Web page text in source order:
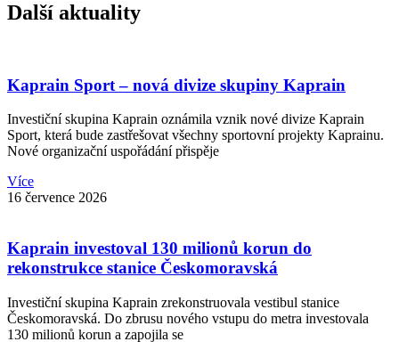
Další aktuality
Kaprain Sport – nová divize skupiny Kaprain
Investiční skupina Kaprain oznámila vznik nové divize Kaprain
Sport, která bude zastřešovat všechny sportovní projekty Kaprainu.
Nové organizační uspořádání přispěje
Více
16 července 2026
Kaprain investoval 130 milionů korun do
rekonstrukce stanice Českomoravská
Investiční skupina Kaprain zrekonstruovala vestibul stanice
Českomoravská. Do zbrusu nového vstupu do metra investovala
130 milionů korun a zapojila se